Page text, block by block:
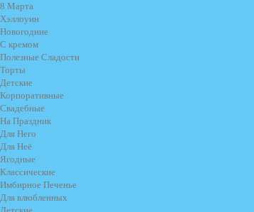
8 Марта
Хэллоуин
Новогодние
С кремом
Полезные Сладости
Торты
Детские
Корпоративные
Свадебные
На Праздник
Для Него
Для Неё
Ягодные
Классические
Имбирное Печенье
Для влюбленных